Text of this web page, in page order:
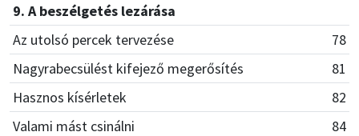
9. A beszélgetés lezárása
Az utolsó percek tervezése
78
Nagyrabecsülést kifejező megerősítés
81
Hasznos kísérletek
82
Valami mást csinálni
84